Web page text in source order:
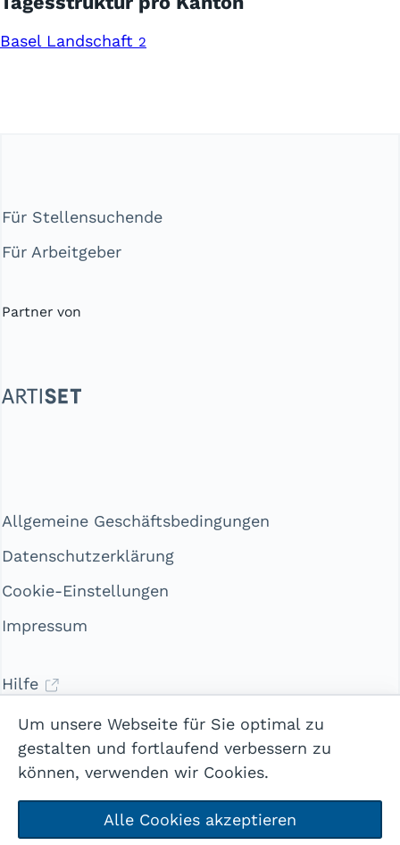
Basel Landschaft 2
Für Stellensuchende
Für Arbeitgeber
Partner von
Allgemeine Geschäftsbedingungen
Datenschutzerklärung
Cookie-Einstellungen
Impressum
Hilfe
Kontakt
Um unsere Webseite für Sie optimal zu
gestalten und fortlaufend verbessern zu
können, verwenden wir Cookies.
Alle Cookies akzeptieren